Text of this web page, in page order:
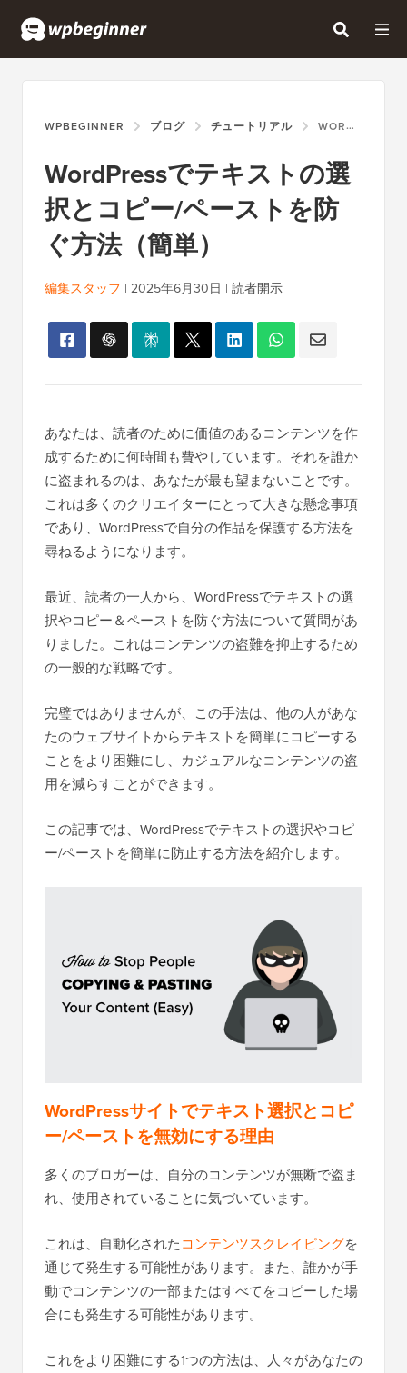
WPBEGINNER ブログ チュートリアル WORDPRESSでテキストの選択とコピー/ペーストを防ぐ方法（簡単）
WordPressでテキストの選
択とコピー/ペーストを防
ぐ方法（簡単）
編集スタッフ | 2025年6月30日 | 読者開示
あなたは、読者のために価値のあるコンテンツを作
成するために何時間も費やしています。それを誰か
に盗まれるのは、あなたが最も望まないことです。
これは多くのクリエイターにとって大きな懸念事項
であり、WordPressで自分の作品を保護する方法を
尋ねるようになります。
最近、読者の一人から、WordPressでテキストの選
択やコピー＆ペーストを防ぐ方法について質問があ
りました。これはコンテンツの盗難を抑止するため
の一般的な戦略です。
完璧ではありませんが、この手法は、他の人があな
たのウェブサイトからテキストを簡単にコピーする
ことをより困難にし、カジュアルなコンテンツの盗
用を減らすことができます。
この記事では、WordPressでテキストの選択やコピ
ー/ペーストを簡単に防止する方法を紹介します。
WordPressサイトでテキスト選択とコピ
ー/ペーストを無効にする理由
多くのブロガーは、自分のコンテンツが無断で盗ま
れ、使用されていることに気づいています。
これは、自動化されたコンテンツスクレイピングを
通じて発生する可能性があります。また、誰かが手
動でコンテンツの一部またはすべてをコピーした場
合にも発生する可能性があります。
これをより困難にする1つの方法は、人々があなたの